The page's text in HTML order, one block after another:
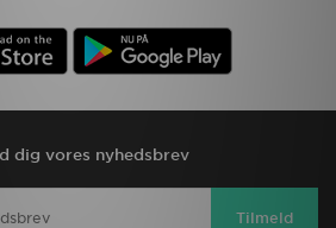
dig vores nyhedsbrev
Tilmeld